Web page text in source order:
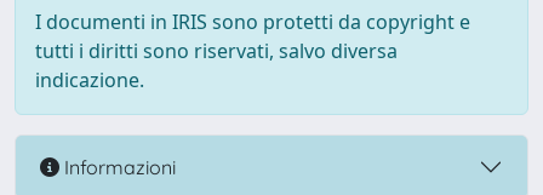
I documenti in IRIS sono protetti da copyright e
tutti i diritti sono riservati, salvo diversa
indicazione.
Informazioni